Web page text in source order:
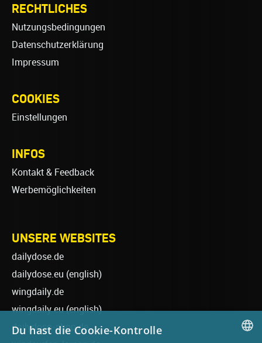
RECHTLICHES
Nutzungsbedingungen
Datenschutzerklärung
Impressum
COOKIES
Einstellungen
INFOS
Kontakt & Feedback
Werbemöglichkeiten
UNSERE WEBSITES
dailydose.de
dailydose.eu (english)
wingdaily.de
wingdaily.eu(english)
dailydose-shop.de
Du hast die Cookie-Kontrolle